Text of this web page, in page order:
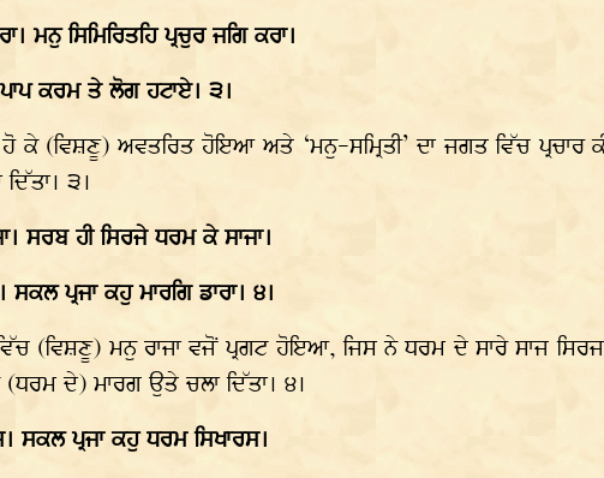
ਮਨੁ ਸਿਮਿਰਿਤਹਿ ਪ੍ਰਚੁਰ ਜਗਿ ਕਰਾ।
ਕਰਮ ਤੇ ਲੋਗ ਹਟਾਏ। ੩।
ਕੇ (ਵਿਸ਼ਣੂ) ਅਵਤਰਿਤ ਹੋਇਆ ਅਤੇ ‘ਮਨੁ-ਸਮ੍ਰਿਤੀ’ ਦਾ ਜਗਤ ਵਿੱਚ
੩।
ਸਰਬ ਹੀ ਸਿਰਜੇ ਧਰਮ ਕੇ ਸਾਜਾ।
ਸਕਲ ਪ੍ਰਜਾ ਕਹੁ ਮਾਰਗਿ ਡਾਰਾ। ੪।
(ਵਿਸ਼ਣੂ) ਮਨੁ ਰਾਜਾ ਵਜੋਂ ਪ੍ਰਗਟ ਹੋਇਆ, ਜਿਸ ਨੇ ਧਰਮ ਦੇ ਸਾਰੇ ਸਾਜ
(ਧਰਮ ਦੇ) ਮਾਰਗ ਉਤੇ ਚਲਾ ਦਿੱਤਾ। ੪।
ਸਕਲ ਪ੍ਰਜਾ ਕਹੁ ਧਰਮ ਸਿਖਾਰਸ।